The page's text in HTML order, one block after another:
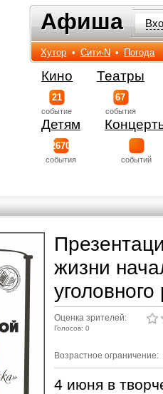
Афиша
Афиша
Хутор • Сити-N • Погода
Кино
21
событиe
Театры
67
события
Детям
2670
события событий
жизни
Оценка зрителей:
Голосов: 0
Возрастное ограничение:
4 июня в